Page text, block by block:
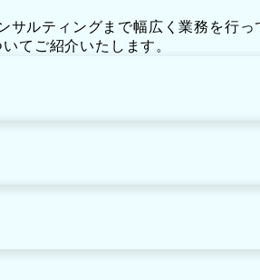
サルティングまで幅広く業務を行っ
てご紹介いたします。